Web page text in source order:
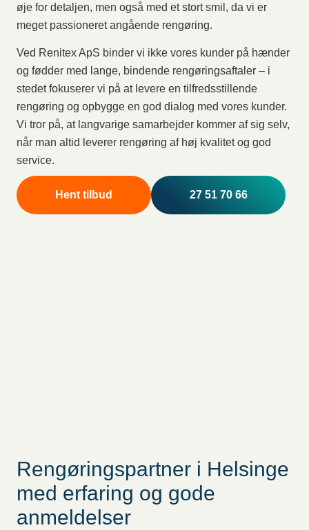
øje for detaljen, men også med et stort smil, da vi er
meget passioneret angående rengøring.
Ved Renitex ApS binder vi ikke vores kunder på hænder
og fødder med lange, bindende rengøringsaftaler – i
stedet fokuserer vi på at levere en tilfredsstillende
rengøring og opbygge en god dialog med vores kunder.
Vi tror på, at langvarige samarbejder kommer af sig selv,
når man altid leverer rengøring af høj kvalitet og god
service.
Hent tilbud 27 51 70 66
Rengøringspartner i Helsinge
med erfaring og gode
anmeldelser